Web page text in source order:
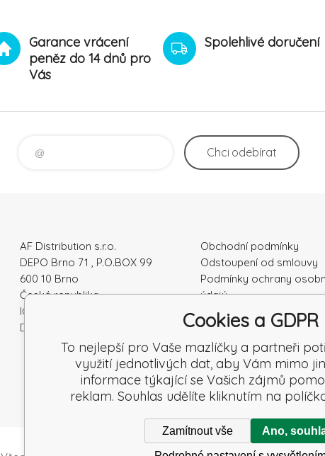
Garance vrácení
peněz do 14 dnů pro
Vás
Spolehlivé doručení
Chci odebírat
AF Distribution s.r.o.
DEPO Brno 71 , P.O.BOX 99
600 10 Brno
Česká republika
IČO: 52010180
DIČ: SK2120864328
Obchodní podmínky
Odstoupení od smlouvy
Podmínky ochrany
údajú
Kontakty
Záruka a Reklamace
Reklamační formulář
Reklamace
Recenze
Cookies a GDPR
To nejlepší pro Vaše mazlíčky a partneři
využití jednotlivých dat, aby Vám mimo
informace týkající se Vašich zájmů
reklam. Souhlas udělíte kliknutím na
Zamítnout vše Ano,